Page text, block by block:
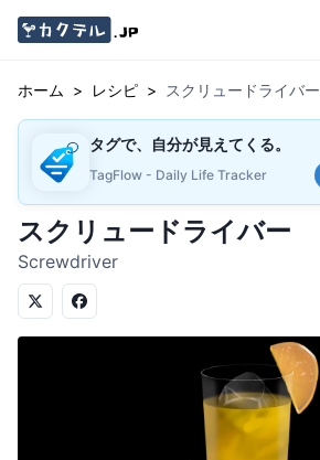
ホーム > レシピ > スクリュードライバー
タグで、自分が見えてくる。
TagFlow - Daily Life Tracker
スクリュードライバー
Screwdriver